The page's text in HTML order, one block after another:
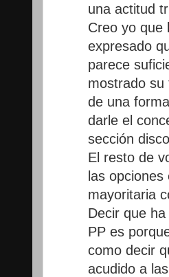
una actitud
Creo yo que
expresado
parece
mostrado su
de una
darle el
sección
El resto de
las
mayoritaria
Decir que
PP es
como decir
acudido a